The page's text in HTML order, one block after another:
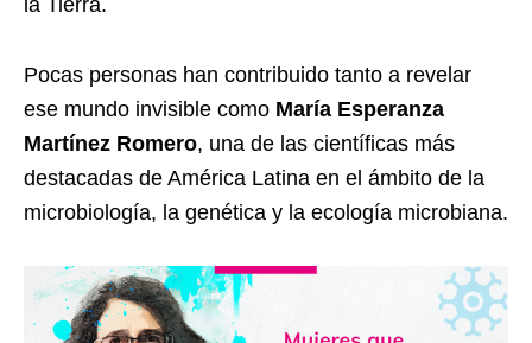
Pocas personas han contribuido tanto a revelar
ese mundo invisible como María Esperanza
Martínez Romero, una de las científicas más
destacadas de América Latina en el ámbito de la
microbiología, la genética y la ecología microbiana.